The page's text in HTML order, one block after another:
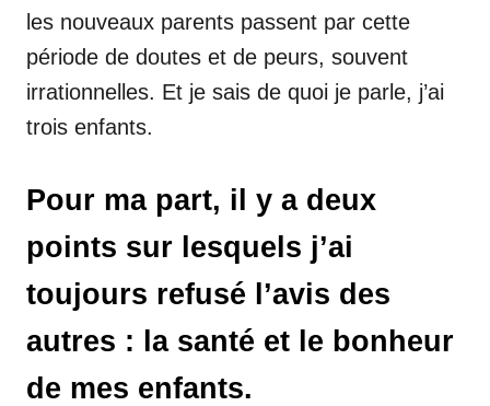
les nouveaux parents passent par cette
période de doutes et de peurs, souvent
irrationnelles. Et je sais de quoi je parle, j’ai
trois enfants.
Pour ma part, il y a deux
points sur lesquels j’ai
toujours refusé l’avis des
autres : la santé et le bonheur
de mes enfants.